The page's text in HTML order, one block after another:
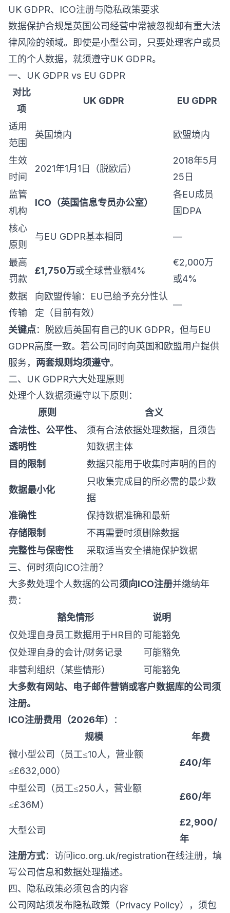
UK GDPR、ICO注册与隐私政策要求
数据保护合规是英国公司经营中常被忽视却有重大法
律风险的领域。即使是小型公司，只要处理客户或员
工的个人数据，就须遵守UK GDPR。
一、UK GDPR vs EU GDPR
对比
项
UK GDPR EU GDPR
适用
范围
英国境内 欧盟境内
生效
时间
2021年1月1日（脱欧后）
2018年5月
25日
监管
机构
ICO（英国信息专员办公室）
各EU成员
国DPA
核心
原则
与EU GDPR基本相同 —
最高
罚款
£1,750万或全球营业额4%
€2,000万
或4%
数据
传输
向欧盟传输：EU已给予充分性认
定（目前有效）
—
关键点：脱欧后英国有自己的UK GDPR，但与EU
GDPR高度一致。若公司同时向英国和欧盟用户提供
服务， 两套规则均须遵守。
二、UK GDPR六大处理原则
处理个人数据须遵守以下原则：
原则
含义
合法性、公平性、
透明性
须有合法依据处理数据，且须告
知数据主体
目的限制
数据只能用于收集时声明的目的
数据最小化
只收集完成目的所必需的最少数
据
准确性
保持数据准确和最新
存储限制
不再需要时须删除数据
完整性与保密性
采取适当安全措施保护数据
三、何时须向ICO注册？
大多数处理个人数据的公司须向ICO注册并缴纳年
费：
豁免情形
说明
仅处理自身员工数据用于HR目的可能豁免
仅处理自身的会计/财务记录
可能豁免
非营利组织（某些情形）
可能豁免
大多数有网站、电子邮件营销或客户数据库的公司须
注册。
ICO注册费用（2026年）
：
规模
年费
微小型公司（员工≤10人，营业额
≤£632,000）
£40/年
中型公司（员工≤250人，营业额
≤£36M）
£60/年
大型公司
£2,900/
年
注册方式：访问ico.org.uk/registration在线注册，填
写公司信息和数据处理描述。
四、隐私政策必须包含的内容
公司网站须发布隐私政策（Privacy Policy），须包